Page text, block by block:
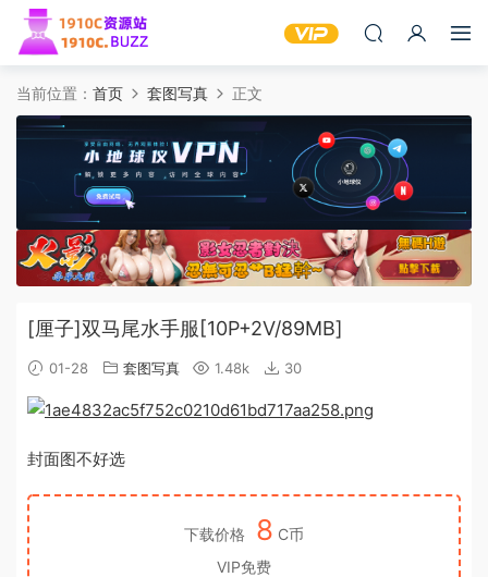
当前位置： 首页 套图写真 正文
[厘子]双马尾水手服[10P+2V/89MB]
01-28 套图写真 1.48k 30
封面图不好选
下载价格 8 C币
VIP免费